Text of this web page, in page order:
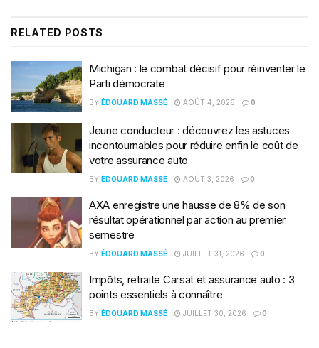
RELATED POSTS
Michigan : le combat décisif pour réinventer le
Parti démocrate
BY ÉDOUARD MASSÉ AOÛT 4, 2026 0
Jeune conducteur : découvrez les astuces
incontournables pour réduire enfin le coût de
votre assurance auto
BY ÉDOUARD MASSÉ AOÛT 3, 2026 0
AXA enregistre une hausse de 8% de son
résultat opérationnel par action au premier
semestre
BY ÉDOUARD MASSÉ JUILLET 31, 2026 0
Impôts, retraite Carsat et assurance auto : 3
points essentiels à connaître
BY ÉDOUARD MASSÉ JUILLET 30, 2026 0